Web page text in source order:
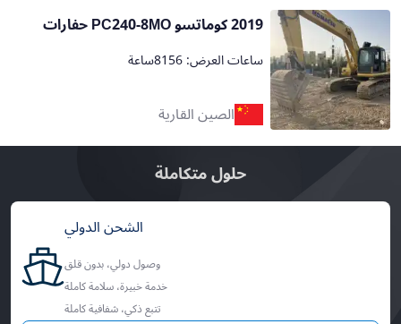
2019 كوماتسو PC240-8MO حفارات
ساعات العرض: 8156ساعة
الصين القارية
حلول متكاملة
الشحن الدولي
وصول دولي، بدون قلق
خدمة خبيرة، سلامة كاملة
تتبع ذكي، شفافية كاملة